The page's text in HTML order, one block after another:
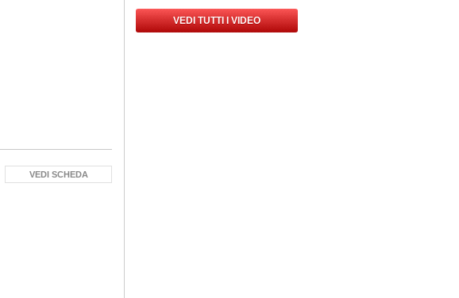
VEDI SCHEDA
VEDI TUTTI I VIDEO